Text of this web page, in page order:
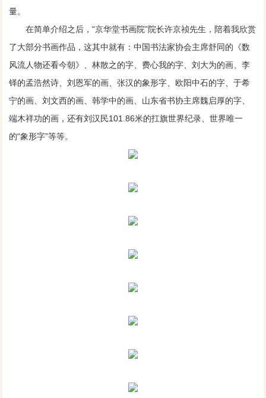
量。
在简单介绍之后，“京华堂书画院”院长许京祯先生，陪着我欣赏
了大部分书画作品，这其中就有：中国书法家协会主席舒同的《数
风流人物还看今朝》、林散之的字、费心我的字、刘大为的画、李
铎的孟浩然诗、刘恩军的画、张汉的象形字、欧阳中石的字、于希
宁的画、刘文西的画、韩学中的画、山东省书协主席魏启厚的字、
端木祥功的画，还有刘汉民101.86米的扛旗世界纪录、世界唯一
的“象形字”等等。